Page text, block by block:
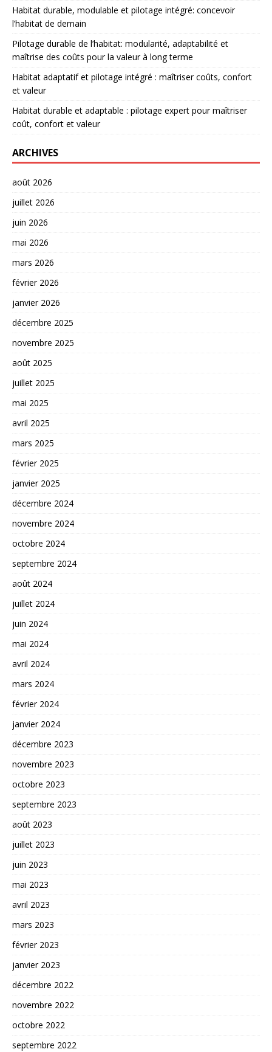
Habitat durable, modulable et pilotage intégré: concevoir
l’habitat de demain
Pilotage durable de l’habitat: modularité, adaptabilité et
maîtrise des coûts pour la valeur à long terme
Habitat adaptatif et pilotage intégré : maîtriser coûts, confort
et valeur
Habitat durable et adaptable : pilotage expert pour maîtriser
coût, confort et valeur
ARCHIVES
août 2026
juillet 2026
juin 2026
mai 2026
mars 2026
février 2026
janvier 2026
décembre 2025
novembre 2025
août 2025
juillet 2025
mai 2025
avril 2025
mars 2025
février 2025
janvier 2025
décembre 2024
novembre 2024
octobre 2024
septembre 2024
août 2024
juillet 2024
juin 2024
mai 2024
avril 2024
mars 2024
février 2024
janvier 2024
décembre 2023
novembre 2023
octobre 2023
septembre 2023
août 2023
juillet 2023
juin 2023
mai 2023
avril 2023
mars 2023
février 2023
janvier 2023
décembre 2022
novembre 2022
octobre 2022
septembre 2022